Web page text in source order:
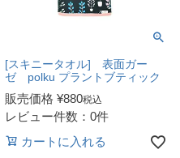
[スキニータオル] 表面ガー
ゼ polku プラントブティック
販売価格 ¥880税込
レビュー件数：0件
カートに入れる